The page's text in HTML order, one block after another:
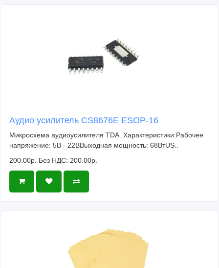
Аудио усилитель CS8676E ESOP-16
Микросхема аудиоусилителя TDA. Характеристики:Рабочее
напряжение: 5В - 22ВВыходная мощность: 68ВтUS..
200.00р. Без НДС: 200.00р.